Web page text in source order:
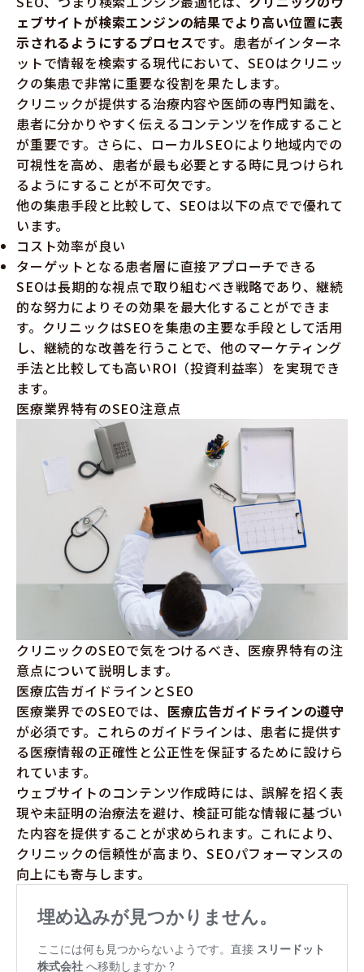
ェブサイトが検索エンジンの結果でより高い位置に表
示されるようにするプロセスです。患者がインターネ
ットで情報を検索する現代において、SEOはクリニッ
クの集患で非常に重要な役割を果たします。
クリニックが提供する治療内容や医師の専門知識を、
患者に分かりやすく伝えるコンテンツを作成すること
が重要です。さらに、ローカルSEOにより地域内での
可視性を高め、患者が最も必要とする時に見つけられ
るようにすることが不可欠です。
他の集患手段と比較して、SEOは以下の点でで優れて
います。
コスト効率が良い
ターゲットとなる患者層に直接アプローチできる
SEOは長期的な視点で取り組むべき戦略であり、継続
的な努力によりその効果を最大化することができま
す。クリニックはSEOを集患の主要な手段として活用
し、継続的な改善を行うことで、他のマーケティング
手法と比較しても高いROI（投資利益率）を実現でき
ます。
医療業界特有のSEO注意点
クリニックのSEOで気をつけるべき、医療界特有の注
意点について説明します。
医療広告ガイドラインとSEO
医療業界でのSEOでは、 医療広告ガイドラインの遵守
が必須です。これらのガイドラインは、患者に提供す
る医療情報の正確性と公正性を保証するために設けら
れています。
ウェブサイトのコンテンツ作成時には、誤解を招く表
現や未証明の治療法を避け、検証可能な情報に基づい
た内容を提供することが求められます。これにより、
クリニックの信頼性が高まり、SEOパフォーマンスの
向上にも寄与します。